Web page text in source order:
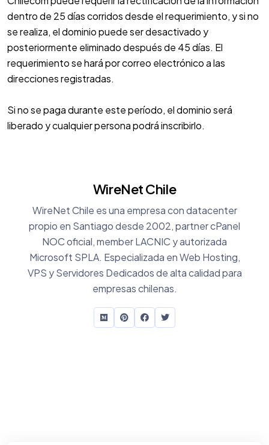
dentro de 25 días corridos desde el requerimiento, y si no
se realiza, el dominio puede ser desactivado y
posteriormente eliminado después de 45 días. El
requerimiento se hará por correo electrónico a las
direcciones registradas.
Si no se paga durante este período, el dominio será
liberado y cualquier persona podrá inscribirlo.
WireNet Chile
WireNet Chile es una empresa con datacenter
propio en Santiago desde 2002, partner cPanel
NOC oficial, member LACNIC y autorizada
Microsoft SPLA. Especializada en Web Hosting,
VPS y Servidores Dedicados de alta calidad para
empresas chilenas.